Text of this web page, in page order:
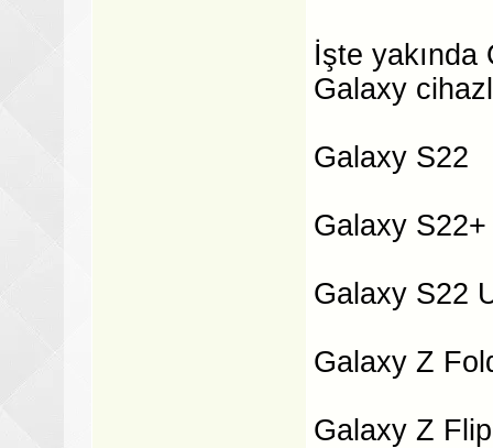
İşte
Galaxy
Galaxy S22
Galaxy S22+
Galaxy S22
Galaxy Z
Galaxy Z